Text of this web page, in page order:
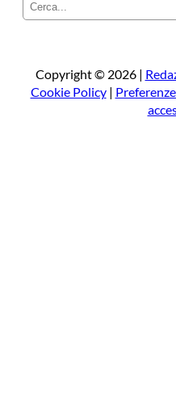
Copyright © 2026 |
Cookie Policy|